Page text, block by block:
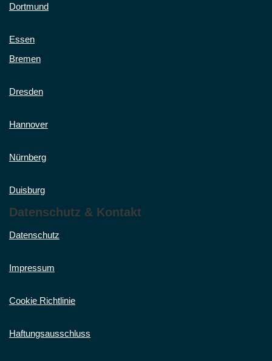
Dortmund
Essen
Bremen
Dresden
Hannover
Nürnberg
Duisburg
Datenschutz & Kontakt
Datenschutz
Impressum
Cookie Richtlinie
Haftungsausschluss